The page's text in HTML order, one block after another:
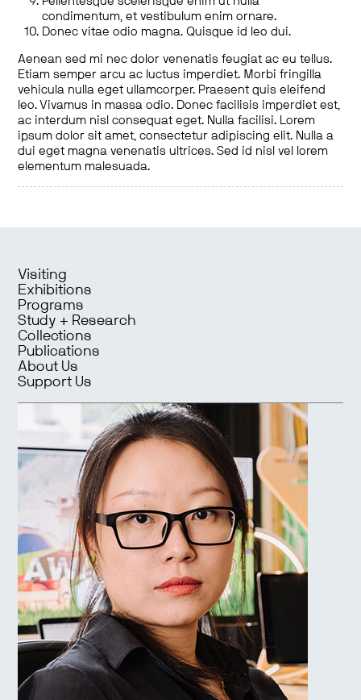
condimentum, et vestibulum enim ornare.
Donec vitae odio magna. Quisque id leo dui.
Aenean sed mi nec dolor venenatis feugiat ac eu tellus.
Etiam semper arcu ac luctus imperdiet. Morbi fringilla
vehicula nulla eget ullamcorper. Praesent quis eleifend
leo. Vivamus in massa odio. Donec facilisis imperdiet est,
ac interdum nisl consequat eget. Nulla facilisi. Lorem
ipsum dolor sit amet, consectetur adipiscing elit. Nulla a
dui eget magna venenatis ultrices. Sed id nisl vel lorem
elementum malesuada.
Visiting
Exhibitions
Programs
Study + Research
Collections
Publications
About Us
Support Us